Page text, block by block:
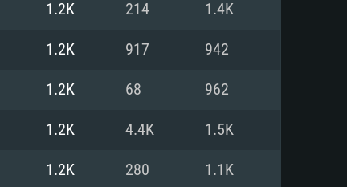
com DirectX 11 ou superior;
ou superior, Radeon RX 570
(Intel Xeon não suportado)
Vega II ou superior com
banda larga.
6 meses) / equivalentes
com os drivers mais
1.2K 214 1.4K
1.2K 917 942
1.2K 68 962
1.2K 4.4K 1.5K
1.2K 280 1.1K